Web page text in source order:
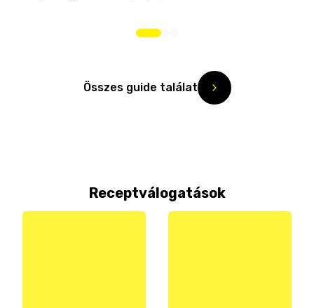
Összes guide találat
Receptválogatások